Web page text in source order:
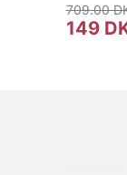
149
709.00